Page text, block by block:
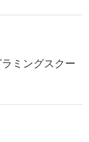
ミングスクー